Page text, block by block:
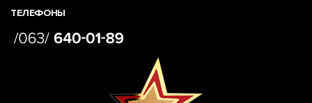
ТЕЛЕФОНЫ